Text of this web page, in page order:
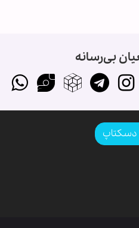
بی‌رسانه